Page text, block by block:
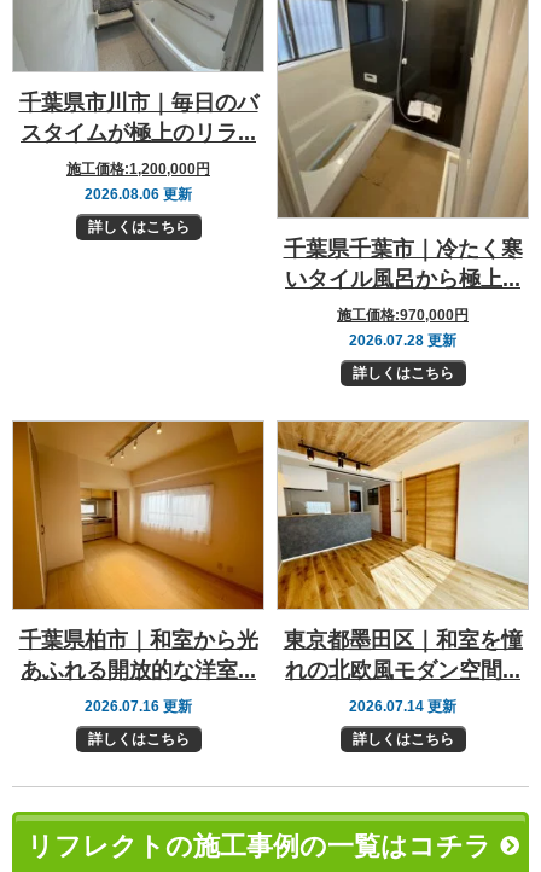
千葉県市川市｜毎日のバ
スタイムが極上のリラ...
施工価格:1,200,000円
2026.08.06 更新
詳しくはこちら
千葉県千葉市｜冷たく寒
いタイル風呂から極上...
施工価格:970,000円
2026.07.28 更新
詳しくはこちら
千葉県柏市｜和室から光
あふれる開放的な洋室...
2026.07.16 更新
詳しくはこちら
東京都墨田区｜和室を憧
れの北欧風モダン空間...
2026.07.14 更新
詳しくはこちら
リフレクトの施工事例の一覧はコチラ